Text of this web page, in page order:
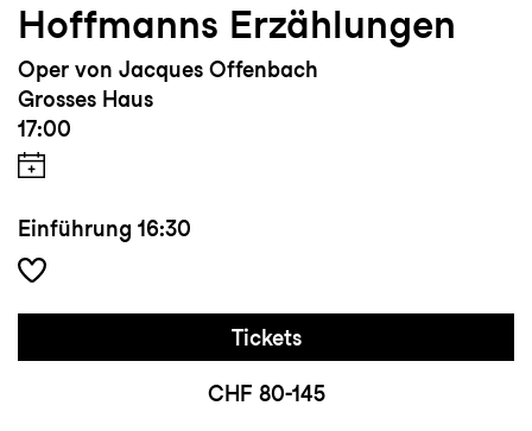
Hoffmanns Erzählungen
Oper von Jacques Offenbach
Grosses Haus
17:00
Einführung 16:30
Tickets
CHF 80-145